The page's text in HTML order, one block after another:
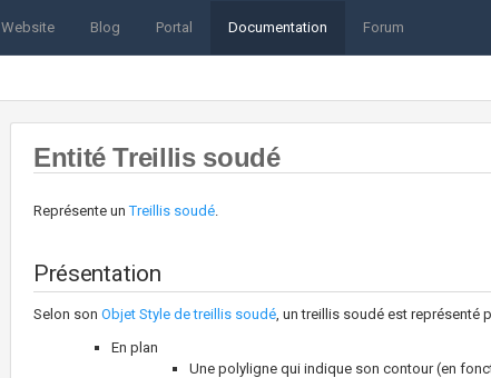
Website Blog Portal Documentation Forum
Entité Treillis soudé
Représente unTreillis soudé.
Présentation
Selon son Objet Style de treillis soudé , un treillis soudé est représenté
En plan
Une polyligne qui indique son contour (en